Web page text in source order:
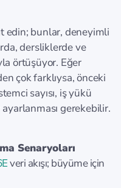
edin; bunlar, deneyimli
dersliklerde ve
örtüşüyor. Eğer
çok farklıysa, önceki
sayısı, iş yükü
gerekebilir.
Senaryoları
veri akışı; büyüme için